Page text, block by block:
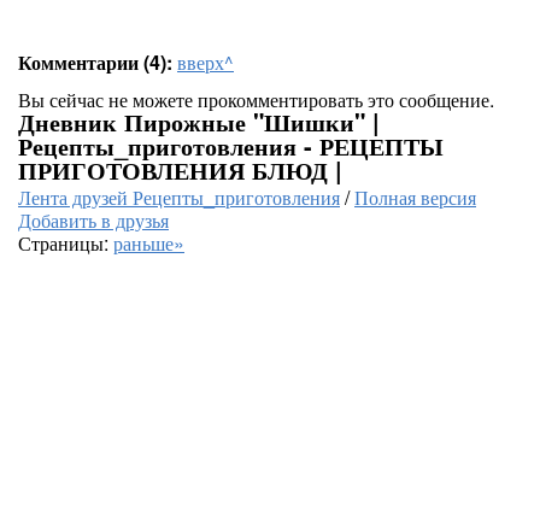
Комментарии (4): вверх^
Вы сейчас не можете прокомментировать это сообщение.
Дневник Пирожные "Шишки" |
Рецепты_приготовления - РЕЦЕПТЫ
ПРИГОТОВЛЕНИЯ БЛЮД |
Лента друзей Рецепты_приготовления/Полная версия
Добавить в друзья
Страницы: раньше»